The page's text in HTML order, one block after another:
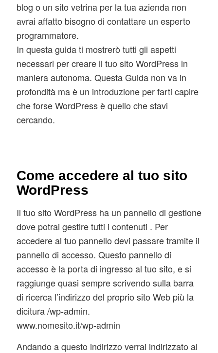
blog o un sito vetrina per la tua azienda non
avrai affatto bisogno di contattare un esperto
programmatore.
In questa guida ti mostrerò tutti gli aspetti
necessari per creare il tuo sito WordPress in
maniera autonoma. Questa Guida non va in
profondità ma è un introduzione per farti capire
che forse WordPress è quello che stavi
cercando.
Come accedere al tuo sito
WordPress
Il tuo sito WordPress ha un pannello di gestione
dove potrai gestire tutti i contenuti . Per
accedere al tuo pannello devi passare tramite il
pannello di accesso. Questo pannello di
accesso è la porta di ingresso al tuo sito, e si
raggiunge quasi sempre scrivendo sulla barra
di ricerca l’indirizzo del proprio sito Web più la
dicitura /wp-admin.
www.nomesito.it/wp-admin
Andando a questo indirizzo verrai indirizzato al